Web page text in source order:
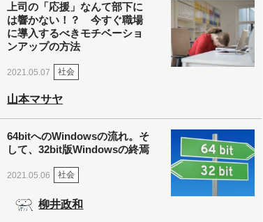
上司の「応援」なんて部下に
は響かない！？ 今すぐ職場
に導入するべきモチベーショ
ンアップの方法
2021.05.07 社会
山本マサヤ
64bitへのWindowsの流れ。そ
して、32bit版Windowsの終焉
2021.05.06 社会
柳井政和